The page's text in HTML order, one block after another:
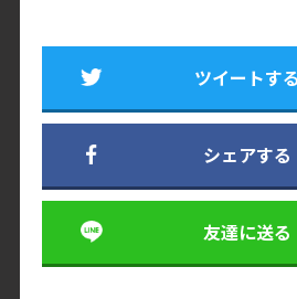
ツイートする
シェアする
友達に送る